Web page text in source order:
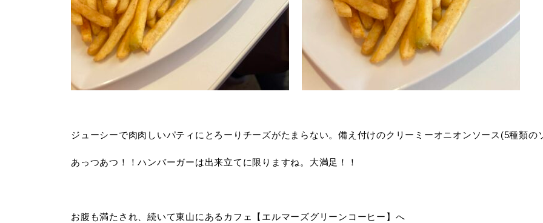
ジューシーで肉肉しいパティにとろーりチーズがたまらない。備え付けのクリーミーオニオンソース(5種類
あっつあつ！！ハンバーガーは出来立てに限りますね。大満足！！
お腹も満たされ、続いて東山にあるカフェ【エルマーズグリーンコーヒー】へ